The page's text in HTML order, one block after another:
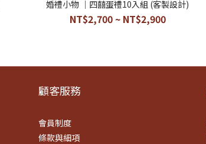
婚禮小物 ｜四囍蛋禮10入組 (客製設計)
NT$2,700 ~ NT$2,900
顧客服務
會員制度
條款與細項